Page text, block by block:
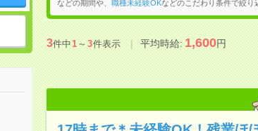
などの期間や、 職種未経験OKなどのこだわり条件で絞り
3件中1～3件表示 平均時給:1,600円